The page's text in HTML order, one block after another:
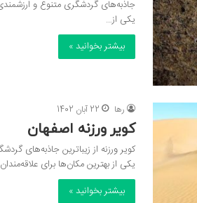
جاذبه‌های گردشگری متنوع و
یکی از…
بیشتر بخوانید »
رها 22 آبان 1402
کویر ورزنه اصفهان
کویر ورزنه از زیباترین جاذبه‌های
یکی از بهترین مکان‌ها برای
بیشتر بخوانید »